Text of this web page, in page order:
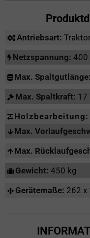
Antriebsart:
Netzspannung: 400
Max. Spaltgutlänge:
Max. Spaltkraft: 17
Holzbearbeitung:
Max.
Max.
Gewicht: 450 kg
Gerätemaße: 262 x